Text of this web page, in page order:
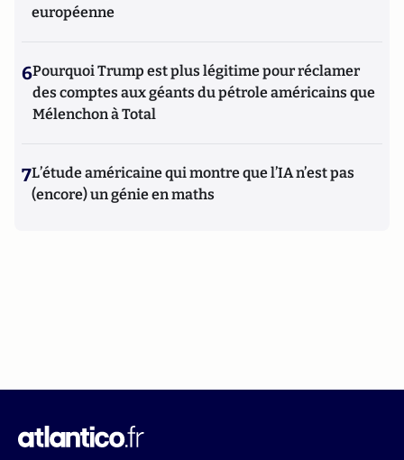
européenne
6Pourquoi Trump est plus légitime pour réclamer
des comptes aux géants du pétrole américains que
Mélenchon à Total
7L’étude américaine qui montre que l’IA n’est pas
(encore) un génie en maths